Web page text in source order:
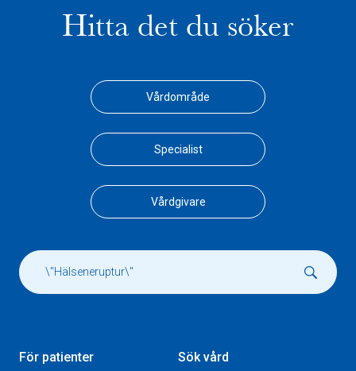
Hitta det du söker
Vårdområde
Specialist
Vårdgivare
För patienter
Sök vård